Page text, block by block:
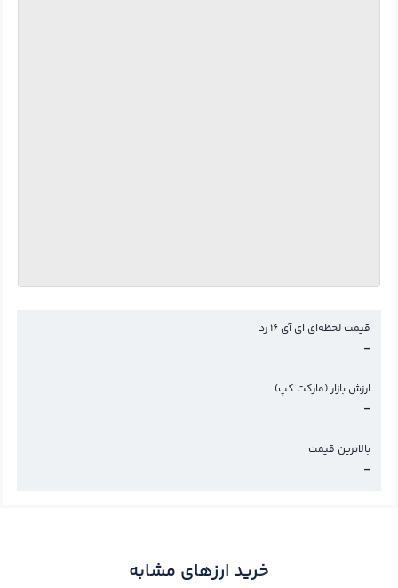
قیمت لحظه‌ای ای آی 16 زد
-
ارزش بازار (مارکت کپ)
-
بالاترین قیمت
-
خرید ارزهای مشابه